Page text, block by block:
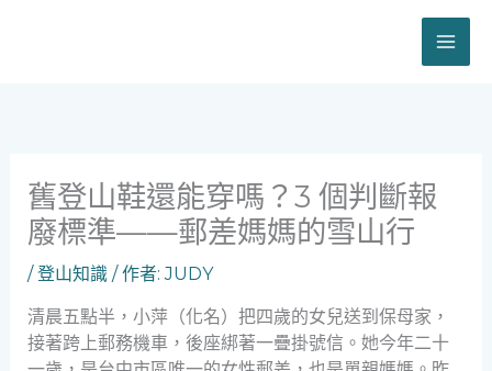
舊登山鞋還能穿嗎？3 個判斷報
廢標準——郵差媽媽的雪山行
/登山知識/ 作者:JUDY
清晨五點半，小萍（化名）把四歲的女兒送到保母家，
接著跨上郵務機車，後座綁著一疊掛號信。她今年二十